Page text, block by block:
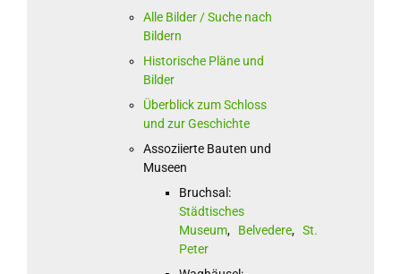
Alle Bilder / Suche nach
Bildern
Historische Pläne und
Bilder
Überblick zum Schloss
und zur Geschichte
Assoziierte Bauten und
Museen
Bruchsal:
Städtisches
Museum, Belvedere, St.
Peter